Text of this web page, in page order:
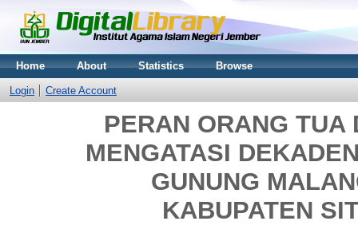
Home About Statistics Browse
Login Create Account
PERAN ORANG
MENGATASI
GUNUNG
KABUPATEN